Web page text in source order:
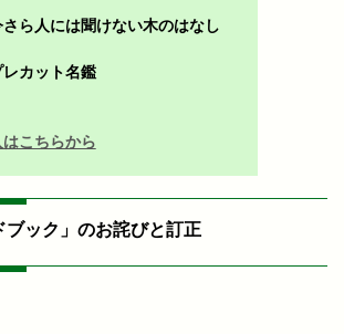
さら人には聞けない木のはなし
カット名鑑
はこちらから
ブック」のお詫びと訂正